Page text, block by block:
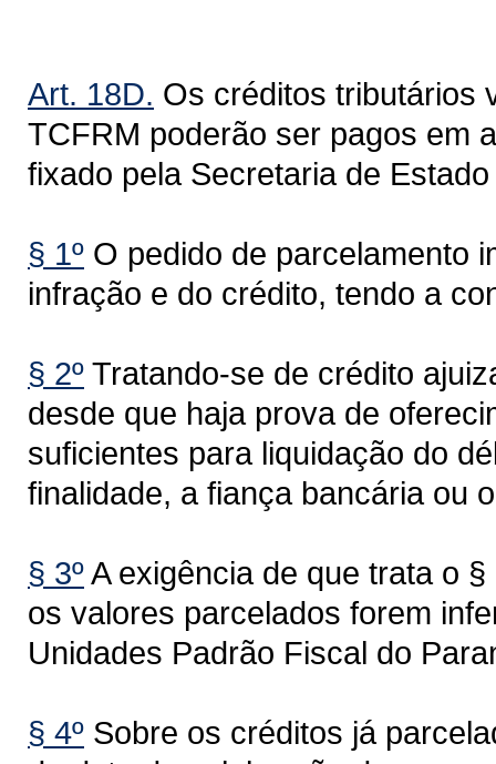
Art. 18D. Os créditos tributários
TCFRM poderão ser pagos em
fixado pela Secretaria de
§ 1º O pedido de parcelamento
infração e do crédito, tendo a
§ 2º Tratando-se de crédito
desde que haja prova de
suficientes para liquidação do
finalidade, a fiança bancária ou
§ 3ºA exigência de que trata o
os valores parcelados forem
Unidades Padrão Fiscal do
§ 4º Sobre os créditos já